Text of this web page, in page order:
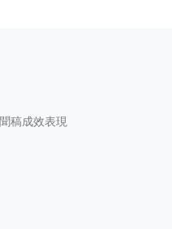
稿成效表現